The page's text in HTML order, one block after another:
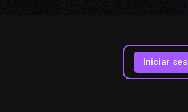
Iniciar